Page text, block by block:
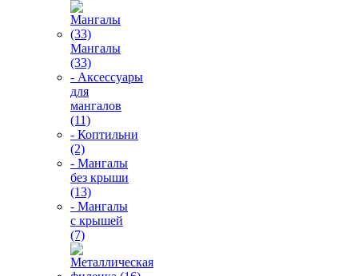
Мангалы
(33)
- Аксессуары
для
мангалов
(11)
- Коптильни
(2)
- Мангалы
без крыши
(13)
- Мангалы
с крышей
(7)